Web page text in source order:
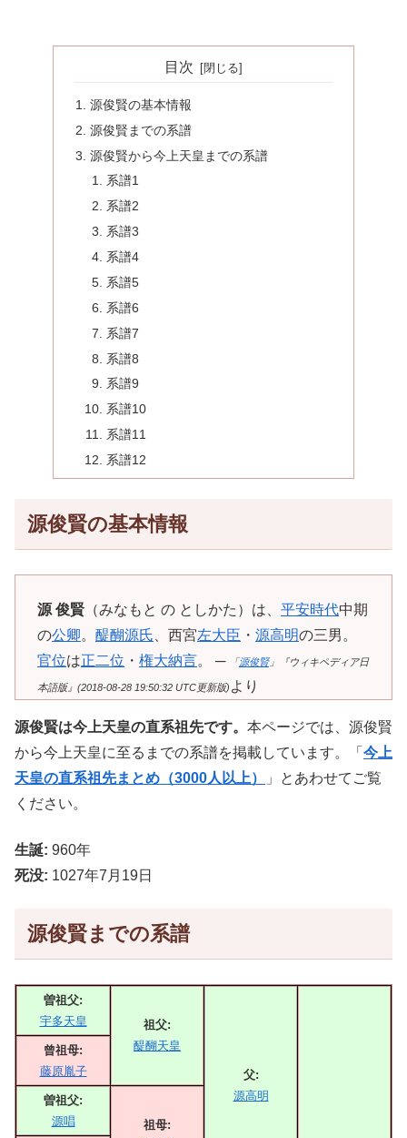
目次
源俊賢の基本情報
源俊賢までの系譜
源俊賢から今上天皇までの系譜
系譜1
系譜2
系譜3
系譜4
系譜5
系譜6
系譜7
系譜8
系譜9
系譜10
系譜11
系譜12
源俊賢の基本情報
源 俊賢 （みなもと の としかた）は、 平安時代中期
の公卿。 醍醐源氏、西宮左大臣 ・ 源高明の三男。
官位は正二位 ・ 権大納言。 ─ 「 源俊賢」『ウィキペディア日
本語版』(2018-08-28 19:50:32 UTC更新版) より
源俊賢は今上天皇の直系祖先です。 本ページでは、源俊賢
から今上天皇に至るまでの系譜を掲載しています。「 今上
天皇の直系祖先まとめ（3000人以上）
」とあわせてご覧
ください。
生誕: 960年
死没: 1027年7月19日
源俊賢までの系譜
曽祖父:
宇多天皇
祖父:
醍醐天皇
父:
源高明
曾祖母:
藤原胤子
曽祖父:
源唱
祖母: